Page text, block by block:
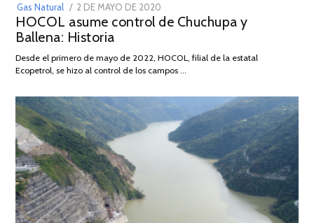
Gas Natural
POSTED
ON
2 DE MAYO DE 2020
DE
2026
HOCOL asume control de Chuchupa y
Ballena: Historia
Desde el primero de mayo de 2022, HOCOL, filial de la estatal
Ecopetrol, se hizo al control de los campos …